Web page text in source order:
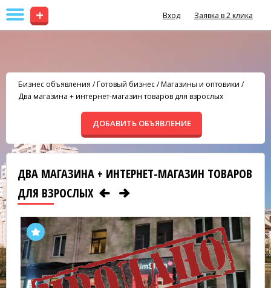
+ Вход Заявка в 2 клика
Бизнес объявления /Готовый бизнес/Магазины и оптовики /
Два магазина + интернет-магазин товаров для взрослых
ДОБАВИТЬ ОБЪЯВЛЕНИЕ
ДВА МАГАЗИНА + ИНТЕРНЕТ-МАГАЗИН ТОВАРОВ
ДЛЯ ВЗРОСЛЫХ